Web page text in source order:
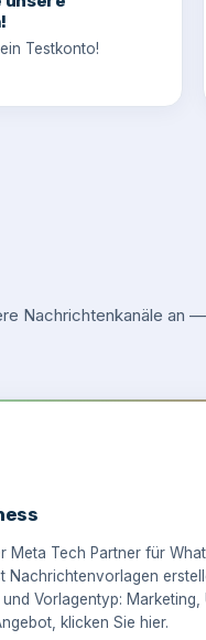
Testkonto!
Nachrichtenkanäle an
Meta Tech Partner für
Nachrichtenvorlagen
Vorlagentyp: Marketing,
klicken Sie hier.